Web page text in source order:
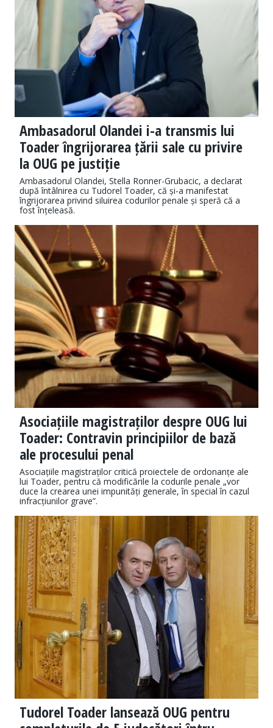
Ambasadorul Olandei i-a transmis lui
Toader îngrijorarea țării sale cu privire
la OUG pe justiție
Ambasadorul Olandei, Stella Ronner-Grubacic, a declarat
după întâlnirea cu Tudorel Toader, că și-a manifestat
îngrijorarea privind siluirea codurilor penale și speră că a
fost înțeleasă.
Asociațiile magistraților despre OUG lui
Toader: Contravin principiilor de bază
ale procesului penal
Asociațiile magistraților critică proiectele de ordonanțe ale
lui Toader, pentru că modificările la codurile penale „vor
duce la crearea unei impunități generale, în special în cazul
infracțiunilor grave”.
Tudorel Toader lansează OUG pentru